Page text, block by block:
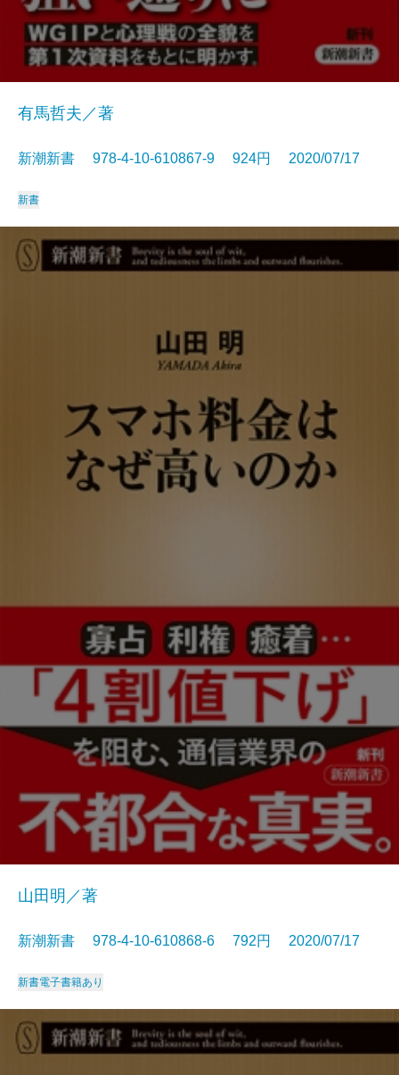
有馬哲夫／著
新潮新書 978-4-10-610867-9 924円 2020/07/17
新書
山田明／著
新潮新書 978-4-10-610868-6 792円 2020/07/17
新書電子書籍あり